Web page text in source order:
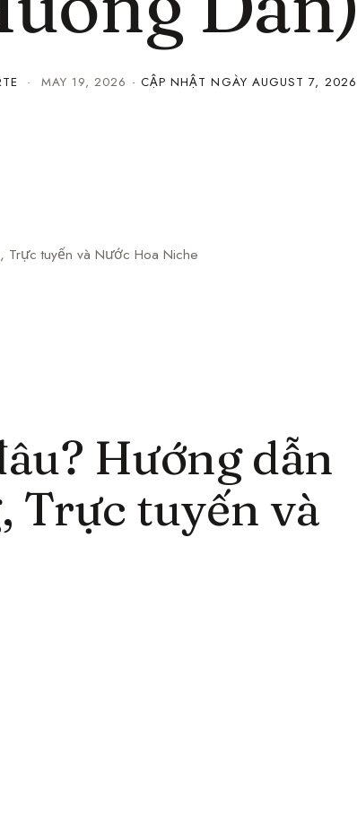
· MAY 19, 2026 · CẬP NHẬT NGÀY AUGUST 7, 2026
tuyến và Nước Hoa Niche
Hướng dẫn
Trực tuyến và